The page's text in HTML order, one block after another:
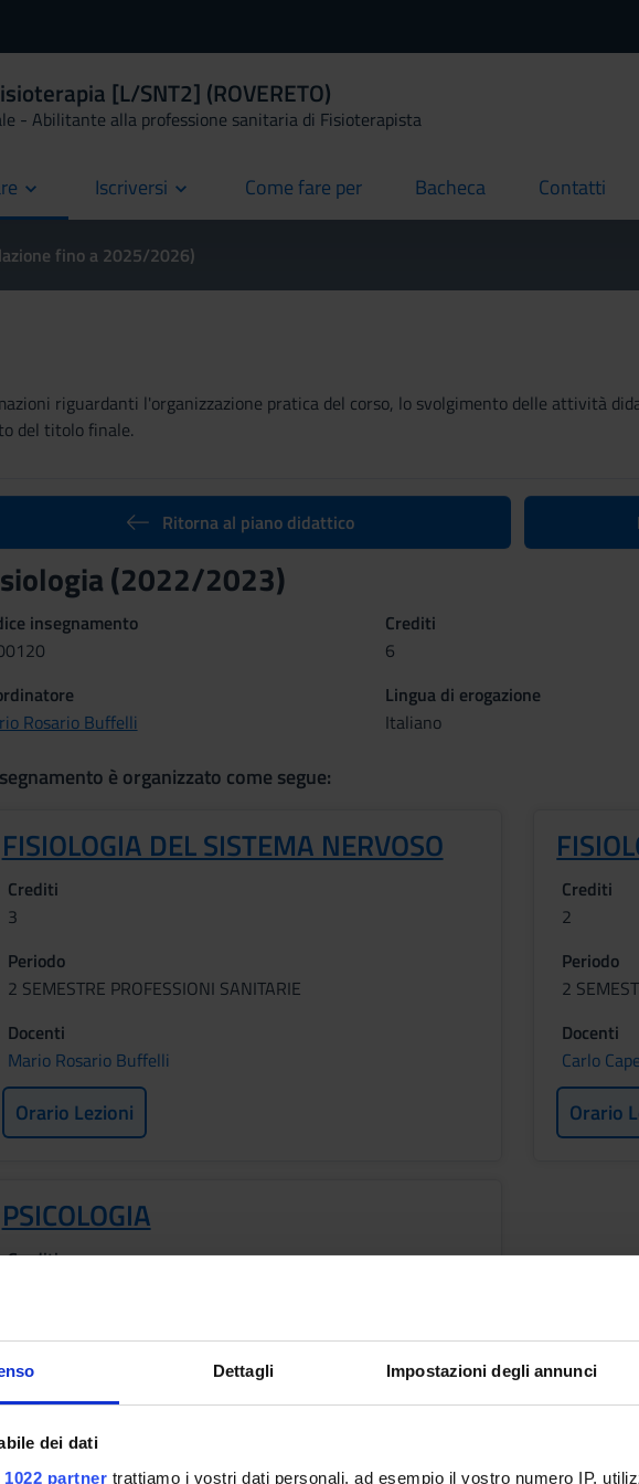
Dettagli Impostazioni degli annunci
dei dati
partner trattiamo i vostri dati personali, ad esempio il vostro numero IP,
[L/SNT2] (ROVERETO)
- Abilitante alla professione sanitaria di Fisioterapista
Iscriversi Come fare per
current Bacheca
current Contatti
current
fino a 2025/2026)
riguardanti l'organizzazione pratica del corso, lo svolgimento delle attività
del titolo finale.
Ritorna al piano didattico
(2022/2023)
insegnamento
Crediti
6
Rosario Buffelli
Lingua di erogazione
Italiano
è organizzato come segue:
FISIOLOGIA DEL SISTEMA NERVOSO
Crediti
3
Periodo
2 SEMESTRE PROFESSIONI SANITARIE
Docenti
Mario Rosario Buffelli
Orario Lezioni
Crediti
2
Periodo
2
Docenti
Carlo
Orario
PSICOLOGIA
Crediti
2 SEMESTRE PROFESSIONI SANITARIE
Docenti
Mirta Fiorio